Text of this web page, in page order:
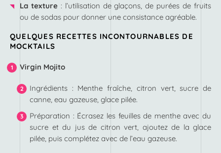
La texture: l’utilisation de glaçons, de purées de fruits
ou de sodas pour donner une consistance agréable.
QUELQUES RECETTES INCONTOURNABLES DE
MOCKTAILS
Virgin Mojito
Ingrédients : Menthe fraîche, citron vert, sucre de
canne, eau gazeuse, glace pilée.
Préparation : Écrasez les feuilles de menthe avec du
sucre et du jus de citron vert, ajoutez de la glace
pilée, puis complétez avec de l’eau gazeuse.